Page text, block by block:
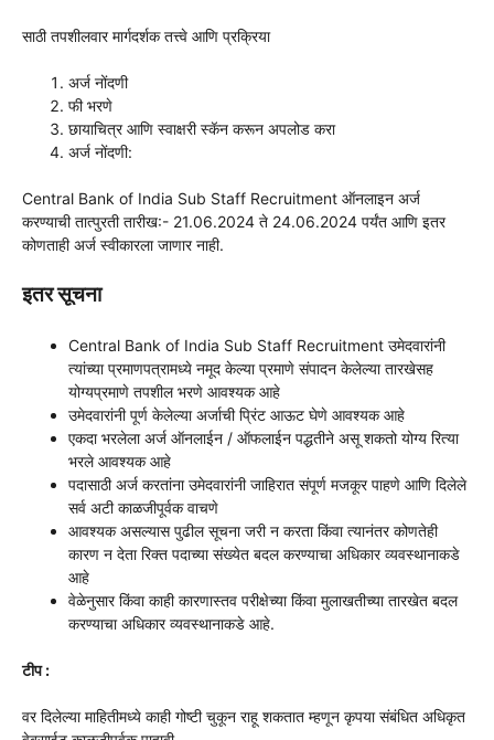
साठी तपशीलवार मार्गदर्शक तत्त्वे आणि प्रक्रिया
अर्ज नोंदणी
फी भरणे
छायाचित्र आणि स्वाक्षरी स्कॅन करून अपलोड करा
अर्ज नोंदणी:
Central Bank of India Sub Staff Recruitment ऑनलाइन अर्ज
करण्याची तात्पुरती तारीख:- 21.06.2024 ते 24.06.2024 पर्यंत आणि इतर
कोणताही अर्ज स्वीकारला जाणार नाही.
इतर सूचना
Central Bank of India Sub Staff Recruitment उमेदवारांनी
त्यांच्या प्रमाणपत्रामध्ये नमूद केल्या प्रमाणे संपादन केलेल्या तारखेसह
योग्यप्रमाणे तपशील भरणे आवश्यक आहे
उमेदवारांनी पूर्ण केलेल्या अर्जाची प्रिंट आऊट घेणे आवश्यक आहे
एकदा भरलेला अर्ज ऑनलाईन / ऑफलाईन पद्धतीने असू शकतो योग्य रित्या
भरले आवश्यक आहे
पदासाठी अर्ज करतांना उमेदवारांनी जाहिरात संपूर्ण मजकूर पाहणे आणि दिलेले
सर्व अटी काळजीपूर्वक वाचणे
आवश्यक असल्यास पुढील सूचना जरी न करता किंवा त्यानंतर कोणतेही
कारण न देता रिक्त पदाच्या संख्येत बदल करण्याचा अधिकार व्यवस्थानाकडे
आहे
वेळेनुसार किंवा काही कारणास्तव परीक्षेच्या किंवा मुलाखतीच्या तारखेत बदल
करण्याचा अधिकार व्यवस्थानाकडे आहे.
टीप :
वर दिलेल्या माहितीमध्ये काही गोष्टी चुकून राहू शकतात म्हणून कृपया संबंधित अधिकृत